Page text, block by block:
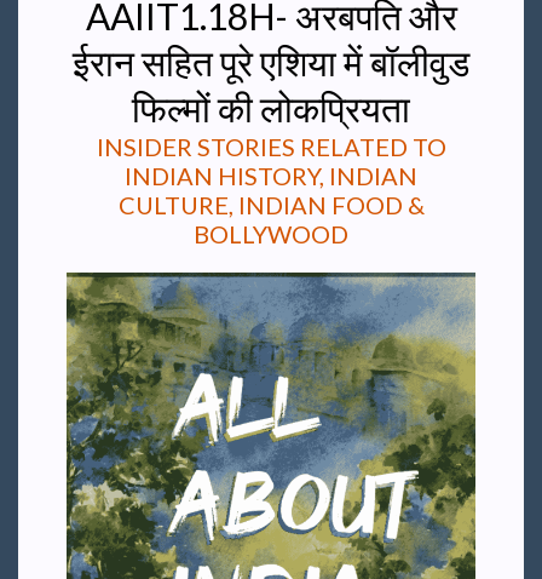
AAIIT1.18H- अरबपति और
ईरान सहित पूरे एशिया में बॉलीवुड
फिल्मों की लोकप्रियता
INSIDER STORIES RELATED TO
INDIAN HISTORY, INDIAN
CULTURE, INDIAN FOOD &
BOLLYWOOD